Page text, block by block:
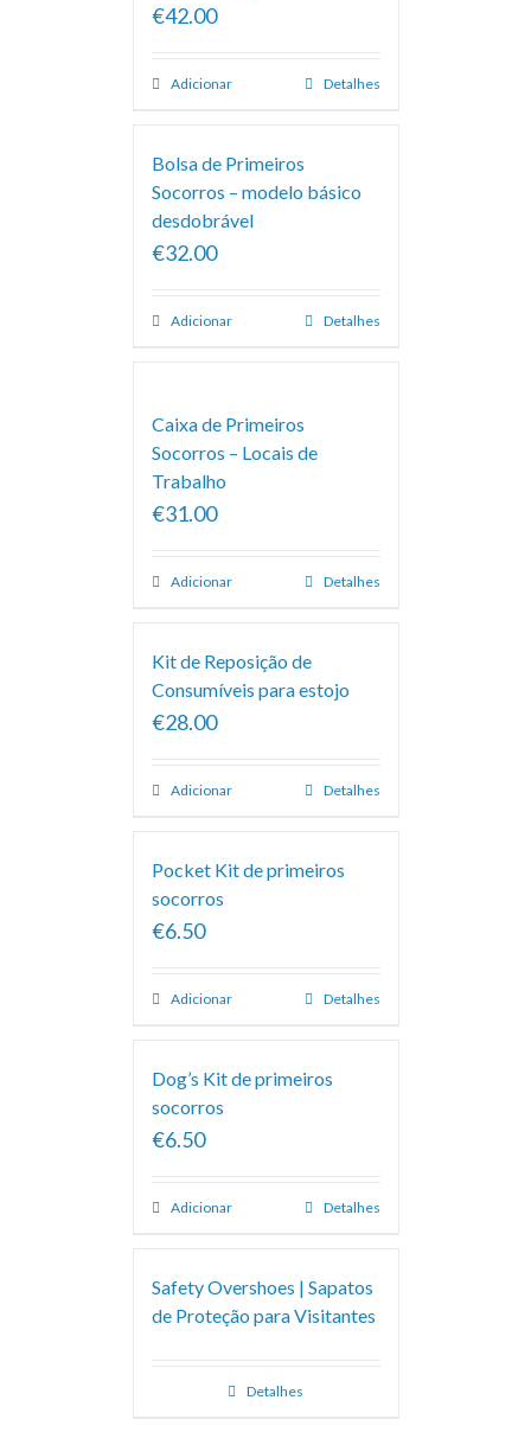
€42.00
Adicionar Detalhes
Bolsa de Primeiros
Socorros – modelo básico
desdobrável
€32.00
Adicionar Detalhes
Caixa de Primeiros
Socorros – Locais de
Trabalho
€31.00
Adicionar Detalhes
Kit de Reposição de
Consumíveis para estojo
€28.00
Adicionar Detalhes
Pocket Kit de primeiros
socorros
€6.50
Adicionar Detalhes
Dog’s Kit de primeiros
socorros
€6.50
Adicionar Detalhes
Safety Overshoes | Sapatos
de Proteção para Visitantes
Detalhes